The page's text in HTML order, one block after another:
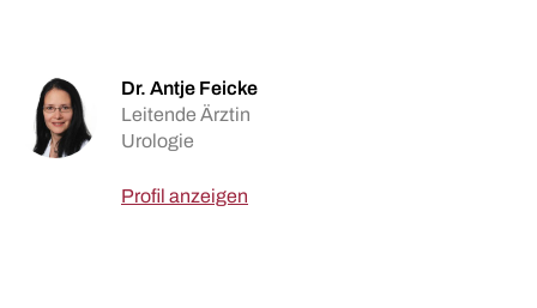
Dr. Antje Feicke
Leitende Ärztin
Urologie
Profil anzeigen